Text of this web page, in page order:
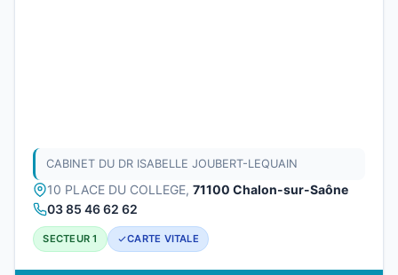
CABINET DU DR ISABELLE JOUBERT-LEQUAIN
10 PLACE DU COLLEGE, 71100 Chalon-sur-Saône
03 85 46 62 62
SECTEUR 1 CARTE VITALE